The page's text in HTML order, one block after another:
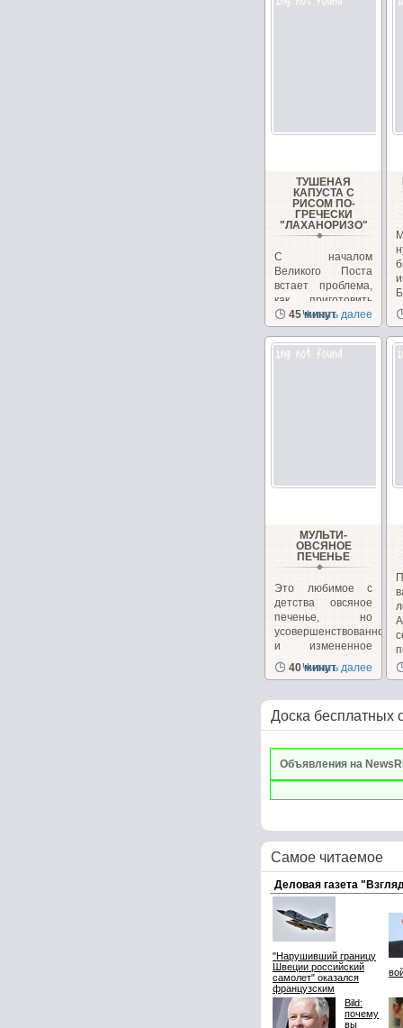
ТУШЕНАЯ
КАПУСТА С
РИСОМ ПО-
ГРЕЧЕСКИ
"ЛАХАНОРИЗО"
С началом
Великого Поста
встает проблема,
как приготовить
вкусные и
питательные...
45 минут
Читать далее
МУЛЬТИ-
ОВСЯНОЕ
ПЕЧЕНЬЕ
Это любимое с
детства овсяное
печенье, но
усовершенствованное
и измененное
для...
40 минут
Читать далее
Доска бесплатных
Объявления на
Самое читаемое